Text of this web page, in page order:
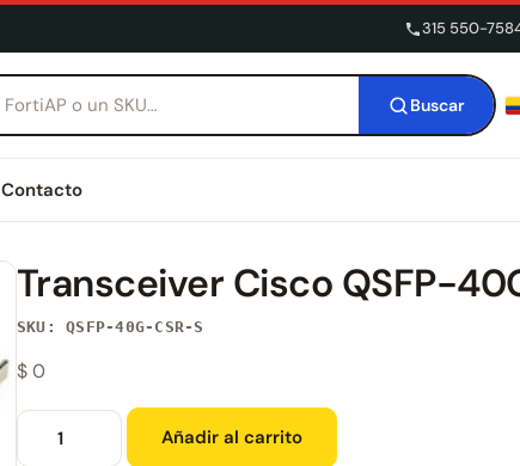
315 550-
Buscar
Contacto
Transceiver Cisco QSFP-
SKU: QSFP-40G-CSR-S
$0
Añadir al carrito